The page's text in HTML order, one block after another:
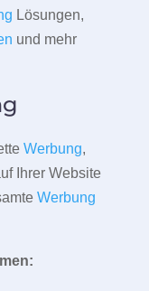
Lösungen,
und mehr
Werbung,
Ihrer Website
Werbung